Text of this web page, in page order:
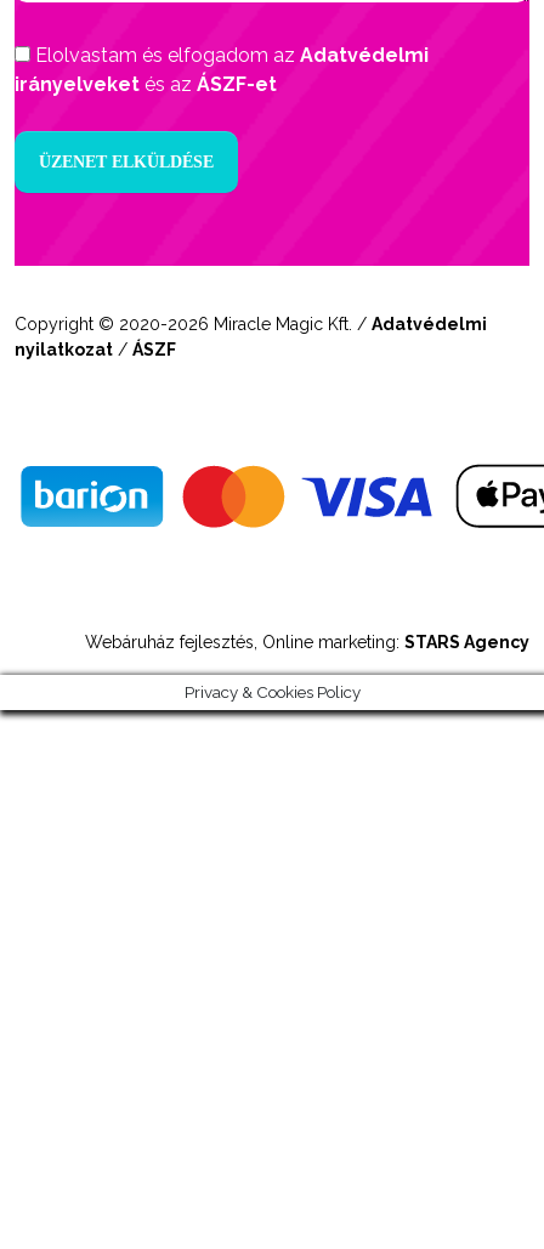
Elolvastam és elfogadom az Adatvédelmi
irányelveket és az ÁSZF-et
Copyright © 2020-2026 Miracle Magic Kft. / Adatvédelmi
nyilatkozat / ÁSZF
Webáruház fejlesztés, Online marketing: STARS Agency
Privacy & Cookies Policy